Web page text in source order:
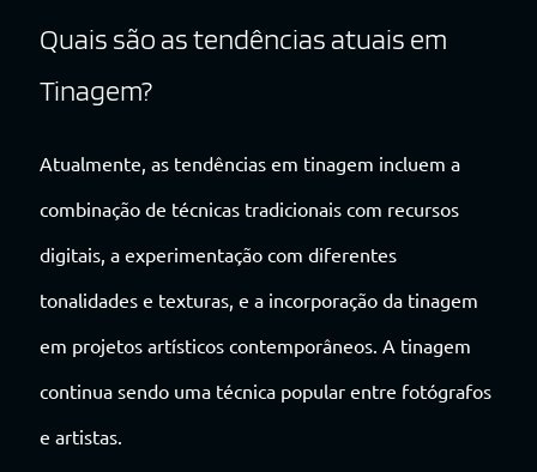
Quais são as tendências atuais em
Tinagem?
Atualmente, as tendências em tinagem incluem a
combinação de técnicas tradicionais com recursos
digitais, a experimentação com diferentes
tonalidades e texturas, e a incorporação da tinagem
em projetos artísticos contemporâneos. A tinagem
continua sendo uma técnica popular entre fotógrafos
e artistas.